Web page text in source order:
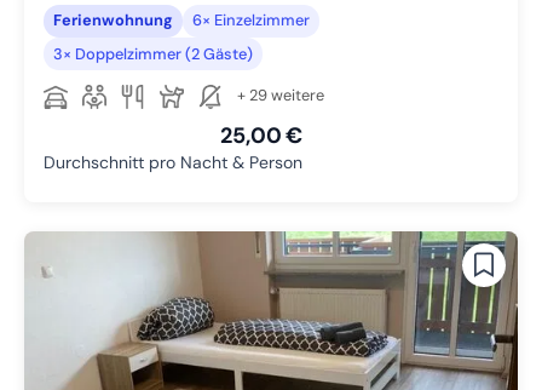
Ferienwohnung
6× Einzelzimmer
3× Doppelzimmer (2 Gäste)
+ 29 weitere
25,00 €
Durchschnitt pro Nacht & Person